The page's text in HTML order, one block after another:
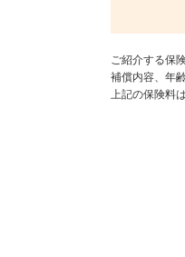
ご紹介する保
補償内容、年
上記の保険料